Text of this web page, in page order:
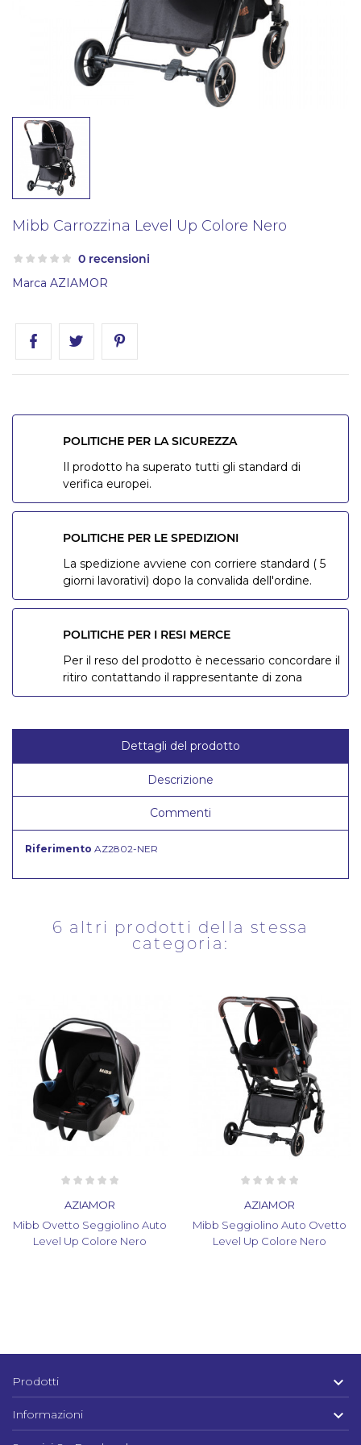
Mibb Carrozzina Level Up Colore Nero
0 recensioni
Marca AZIAMOR
POLITICHE PER LA SICUREZZA
Il prodotto ha superato tutti gli standard di
verifica europei.
POLITICHE PER LE SPEDIZIONI
La spedizione avviene con corriere standard ( 5
giorni lavorativi) dopo la convalida dell'ordine.
POLITICHE PER I RESI MERCE
Per il reso del prodotto è necessario concordare il
ritiro contattando il rappresentante di zona
Dettagli del prodotto
Descrizione
Commenti
Riferimento AZ2802-NER
6 altri prodotti della stessa
categoria:
AZIAMOR
Mibb Ovetto Seggiolino Auto
Level Up Colore Nero
AZIAMOR
Mibb Seggiolino Auto Ovetto
Level Up Colore Nero
Prodotti 
Informazioni 